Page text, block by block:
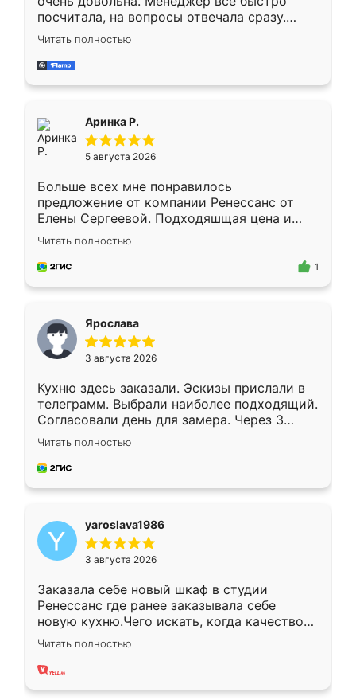
посчитала, на вопросы отвечала сразу.
Замерщик приехал в субботу, подошёл к
делу со всей ответственностью. Собрали
за день, ребята работали аккуратно, даже
Читать полностью
Аринка Р.
5 августа 2026
Больше всех мне понравилось
предложение от компании Ренессанс от
Елены Сергеевой. Подходяшщая цена и
короткие сроки изготовления. Приехавший
для замера сотрудник Владислав
предложил по моему эскизу самый
Читать полностью
1
Ярослава
3 августа 2026
Кухню здесь заказали. Эскизы прислали в
телеграмм. Выбрали наиболее подходящий.
Согласовали день для замера. Через 3
недели кухня была уже готова. Остались
довольны работой. Спасибо Ренессанс
мебель за качественную работу!
Читать полностью
yaroslava1986
3 августа 2026
Заказала себе новый шкаф в студии
Ренессанс где ранее заказывала себе
новую кухню.Чего искать, когда качеством
вполне довольна. Служит кухня уже почти
два года, нареканий нет.
Читать полностью